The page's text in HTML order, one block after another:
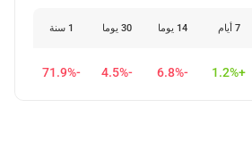
7 أيام 14 يوما 30 يوما 1 سنة
+1.2%
-6.8%
-4.5%
-71.9%